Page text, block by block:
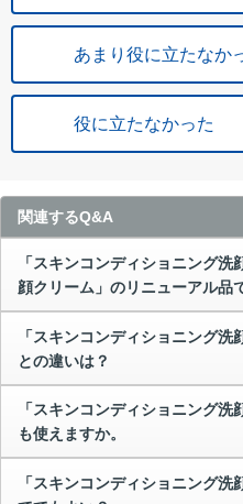
あまり役に立たなか
役に立たなかった
関連するQ&A
「スキンコンディショニング
顔クリーム」のリニューアル品
「スキンコンディショニング
との違いは？
「スキンコンディショニング
も使えますか。
「スキンコンディショニング